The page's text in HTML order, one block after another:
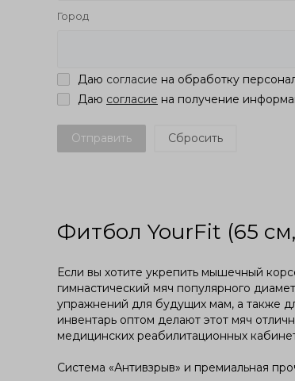
Город
Даю согласие на обработку
Даю согласие на получение
Отправить
Фитбол YourFit (65
Если вы хотите укрепить мышечный
гимнастический мяч популярного
упражнений для будущих мам, а также
инвентарь оптом делают этот мяч
медицинских реабилитационных
Система «Антивзрыв» и премиальная